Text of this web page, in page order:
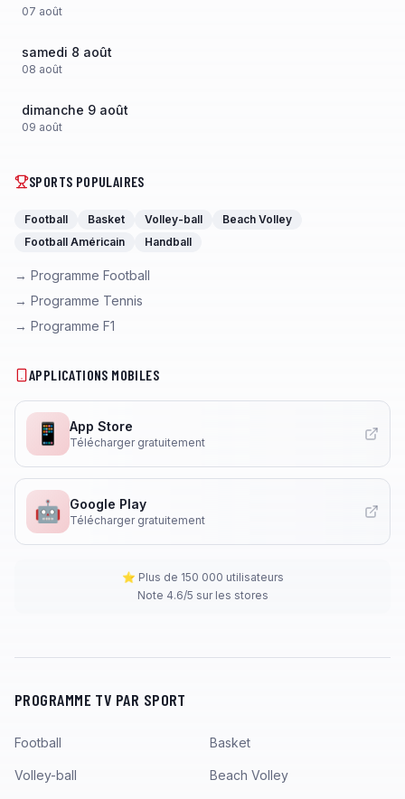
07 août
samedi 8 août
08 août
dimanche 9 août
09 août
SPORTS POPULAIRES
Football Basket Volley-ball
Beach Volley
Football Américain
Handball
→ Programme Football
→ Programme Tennis
→ Programme F1
APPLICATIONS MOBILES
📱 App Store
Télécharger gratuitement
🤖 Google Play
Télécharger gratuitement
⭐ Plus de 150 000 utilisateurs
Note 4.6/5 sur les stores
PROGRAMME TV PAR SPORT
Football Basket
Volley-ball Beach Volley